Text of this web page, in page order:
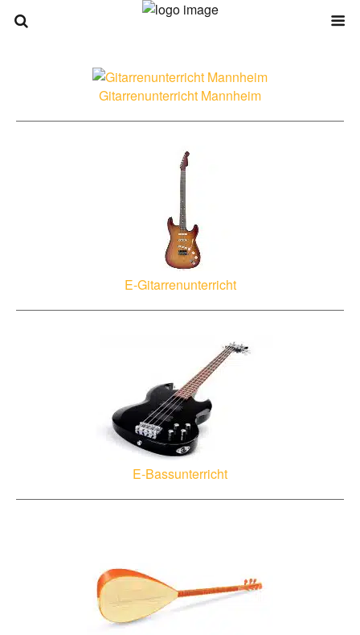
Gitarrenunterricht Mannheim
E-Gitarrenunterricht
E-Bassunterricht